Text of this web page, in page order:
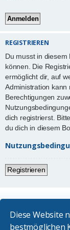
Diese Website
bestmöglichen
REGISTRIEREN
Du musst in
können. Die
ermöglicht dir, auf
Administration kann
Berechtigungen
dich registrierst.
du dich in diesem
Registrieren